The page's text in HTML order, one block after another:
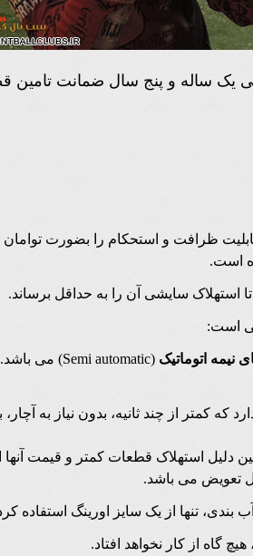
یک ساله و پنج سال ضمانت
ظرافت و استحکام را بضورت توامان
است.
سایشی آن را به حداقل برساند.
نیمه اتوماتیک (Semi automatic) می باشد.
که کمتر از چند ثانیه، بدون نیاز به
دلیل استهلاک قطعات کمتر و قیمت آنها
تعویض می باشد.
بندی، تنها از یک سایز اورینگ استفاده
گاه از کار نخواهد افتاد.